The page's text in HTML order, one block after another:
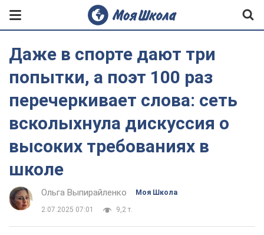
Даже в спорте дают три
попытки, а поэт 100 раз
перечеркивает слова: сеть
всколыхнула дискуссия о
высоких требованиях в
школе
Ольга Выпирайленко Моя Школа
2.07.2025 07:01 9,2 т.